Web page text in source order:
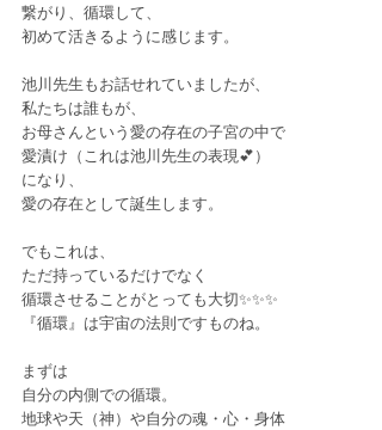
繋がり、循環して、
初めて活きるように感じます。
池川先生もお話せれていましたが、
私たちは誰もが、
お母さんという愛の存在の子宮の中で
愛漬け（これは池川先生の表現💕）
になり、
愛の存在として誕生します。
でもこれは、
ただ持っているだけでなく
循環させることがとっても大切✨✨✨
『循環』は宇宙の法則ですものね。
まずは
自分の内側での循環。
地球や天（神）や自分の魂・心・身体